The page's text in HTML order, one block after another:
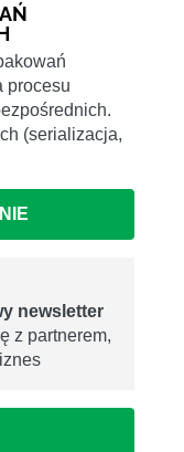
procesu
(serializacja,
newsletter
z partnerem,